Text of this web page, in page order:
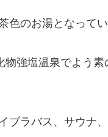
色のお湯となってい
強塩温泉でよう
ブラバス、サウナ、